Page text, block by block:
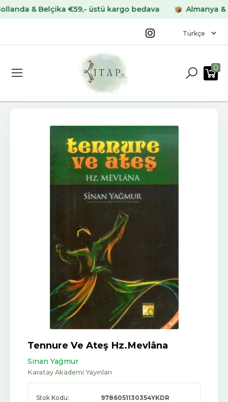
& Belçika €59,- üstü kargo bedava Almanya &
0
Tennure Ve Ateş Hz.Mevlâna
Sinan Yağmur
Karatay Akademi Yayınları
Stok Kodu: 9786051130354YKDR